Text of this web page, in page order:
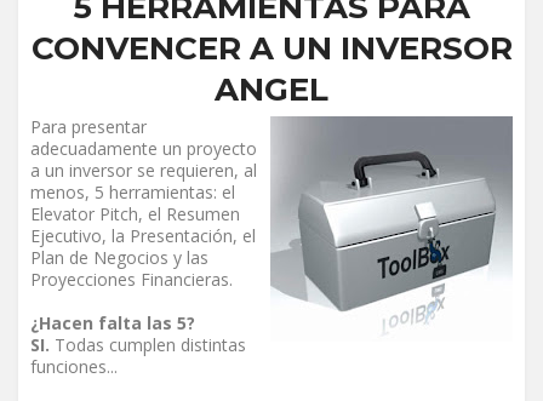
CONVENCER A UN INVERSOR
ANGEL
Para presentar
adecuadamente un proyecto
a un inversor se requieren, al
menos, 5 herramientas: el
Elevator Pitch, el Resumen
Ejecutivo, la Presentación, el
Plan de Negocios y las
Proyecciones Financieras.
¿Hacen falta las 5?
SI. Todas cumplen distintas
funciones...